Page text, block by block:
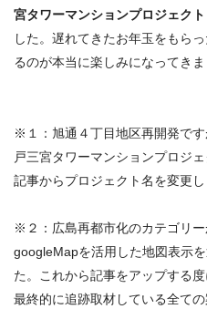
宮タワーマンションプロジェクト
した。遅れてきたお年玉をもら
るのが本当に楽しみになってきま
※１：旭通４丁目地区再開発です
戸三宮タワーマンションプロジェ
記事からプロジェクト名を変更し
※２：広島再都市化のカテゴリー
googleMapを活用した地図表示
た。これから記事をアップする
最終的に追跡取材している全て